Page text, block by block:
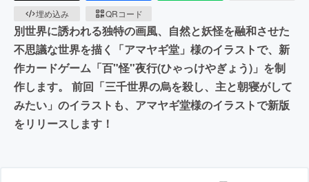
埋め込み
QRコード
別世界に誘われる独特の画風、自然と妖怪を融和させた
不思議な世界を描く「アマヤギ堂」様のイラストで、新
作カードゲーム「百"怪"夜行(ひゃっけやぎょう)」を制
作します。 前回「三千世界の烏を殺し、主と朝寝がして
みたい」のイラストも、アマヤギ堂様のイラストで新版
をリリースします！